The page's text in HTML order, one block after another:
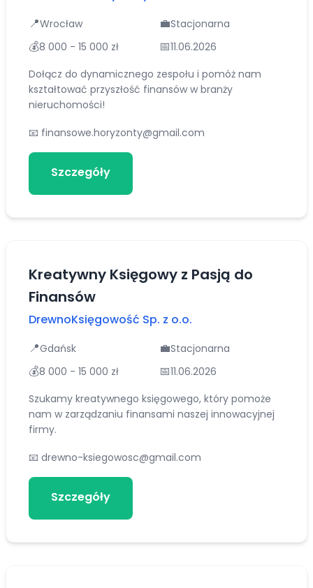
📍Wrocław 💼Stacjonarna
💰8 000 - 15 000 zł 📅11.06.2026
Dołącz do dynamicznego zespołu i pomóż nam
kształtować przyszłość finansów w branży
nieruchomości!
📧 finansowe.horyzonty@gmail.com
Szczegóły
Kreatywny Księgowy z Pasją do
Finansów
DrewnoKsięgowość Sp. z o.o.
📍Gdańsk 💼Stacjonarna
💰8 000 - 15 000 zł 📅11.06.2026
Szukamy kreatywnego księgowego, który pomoże
nam w zarządzaniu finansami naszej innowacyjnej
firmy.
📧 drewno-ksiegowosc@gmail.com
Szczegóły